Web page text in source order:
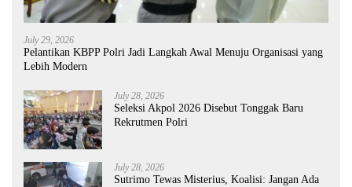
July 29, 2026
Pelantikan KBPP Polri Jadi Langkah Awal Menuju Organisasi yang
Lebih Modern
July 28, 2026
Seleksi Akpol 2026 Disebut Tonggak Baru
Rekrutmen Polri
July 28, 2026
Sutrimo Tewas Misterius, Koalisi: Jangan Ada